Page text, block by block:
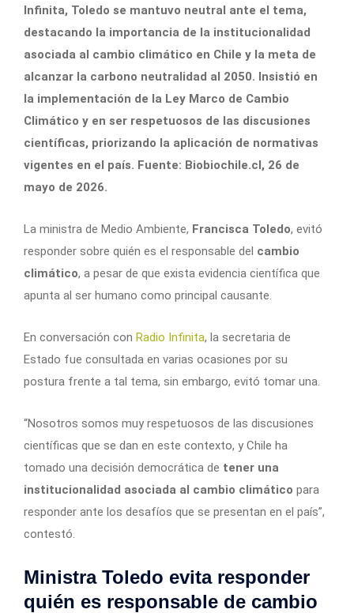
Infinita, Toledo se mantuvo neutral ante el tema,
destacando la importancia de la institucionalidad
asociada al cambio climático en Chile y la meta de
alcanzar la carbono neutralidad al 2050. Insistió en
la implementación de la Ley Marco de Cambio
Climático y en ser respetuosos de las discusiones
científicas, priorizando la aplicación de normativas
vigentes en el país. Fuente: Biobiochile.cl, 26 de
mayo de 2026.
La ministra de Medio Ambiente, Francisca Toledo, evitó
responder sobre quién es el responsable del cambio
climático, a pesar de que exista evidencia científica que
apunta al ser humano como principal causante.
En conversación con Radio Infinita, la secretaria de
Estado fue consultada en varias ocasiones por su
postura frente a tal tema, sin embargo, evitó tomar una.
“Nosotros somos muy respetuosos de las discusiones
científicas que se dan en este contexto, y Chile ha
tomado una decisión democrática de tener una
institucionalidad asociada al cambio climático para
responder ante los desafíos que se presentan en el país”,
contestó.
Ministra Toledo evita responder
quién es responsable de cambio